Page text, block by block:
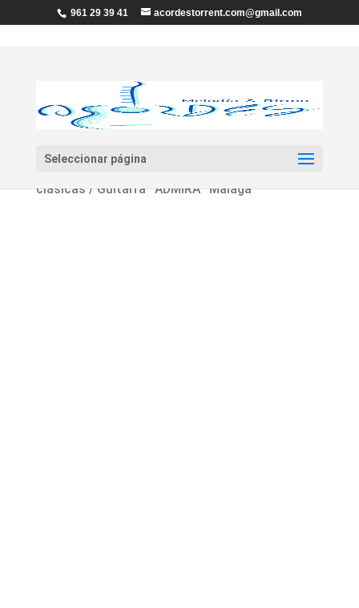
961 29 39 41 acordestorrent.com@gmail.com
Seleccionar página
Inicio/Guitarras y Bajos
clásicas/ Guitarra ¨ADMIRA¨ Malaga